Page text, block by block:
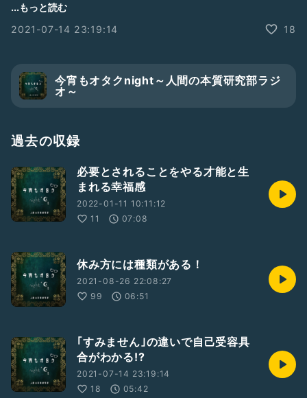
#謝罪 #自己受容
#オタク
#人間関係の悩み #行動 #心理
#アラサー女子
...もっと読む
2021-07-14 23:19:14
18
今宵もオタクnight～人間の本質研究部ラジ
オ～
過去の収録
必要とされることをやる才能と生
まれる幸福感
2022-01-11 10:11:12
11
07:08
休み方には種類がある！
2021-08-26 22:08:27
99
06:51
｢すみません｣の違いで自己受容具
合がわかる!?
2021-07-14 23:19:14
18
05:42